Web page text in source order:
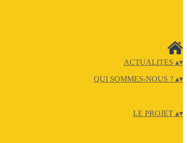
ACTUALITES ▴▾
QUI SOMMES-NOUS ? ▴▾
LE PROJET ▴▾